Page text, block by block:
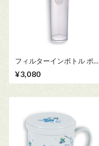
フィルターインボトル ポー
¥3,080